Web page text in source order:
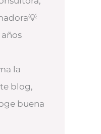
la
blog,
buena